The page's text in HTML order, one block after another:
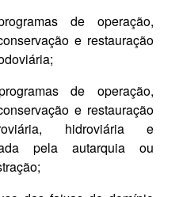
de operação,
e restauração
de operação,
e restauração
hidroviária e
pela autarquia ou